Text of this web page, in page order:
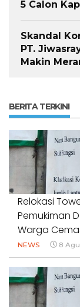
5 Calon
Skandal
PT.
Makin
BERITA TERKINI
Relokasi
Pemukiman
Warga
NEWS 8